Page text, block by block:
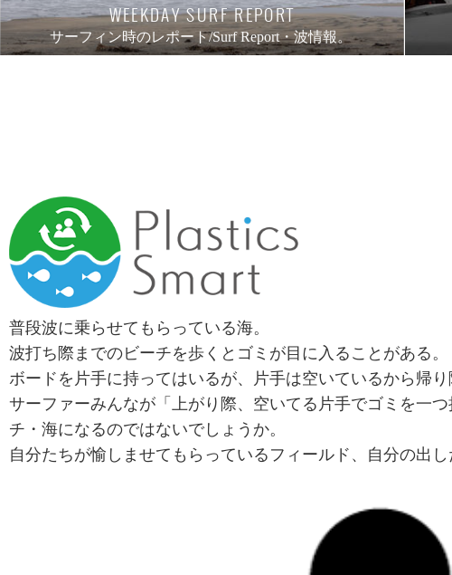
WEEKDAY SURF REPORT
サーフィン時のレポート/Surf Report・波情報。
普段波に乗らせてもらっている海。
波打ち際までのビーチを歩くとゴミが目に入ることがある。
ボードを片手に持ってはいるが、片手は空いているから帰り
サーファーみんなが「上がり際、空いてる片手でゴミを一
チ・海になるのではないでしょうか。
自分たちが愉しませてもらっているフィールド、自分の出